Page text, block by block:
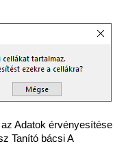
Adatok érvényesítése
Tanító bácsi A